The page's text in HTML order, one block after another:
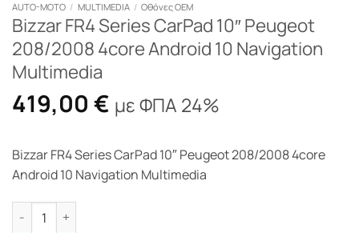
AUTO-MOTO / MULTIMEDIA / Οθόνες OEM
Bizzar FR4 Series CarPad 10″ Peugeot
208/2008 4core Android 10 Navigation
Multimedia
419,00 € με ΦΠΑ 24%
Bizzar FR4 Series CarPad 10″ Peugeot 208/2008 4core
Android 10 Navigation Multimedia
Bizzar FR4 Series CarPad 10" Peugeot 208/2008 4core